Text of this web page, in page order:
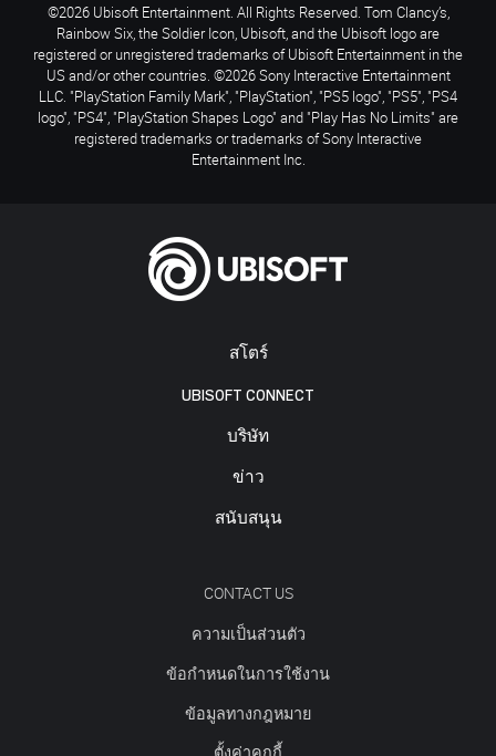
สโตร์
UBISOFT CONNECT
บริษัท
ข่าว
สนับสนุน
CONTACT US
ความเป็นส่วนตัว
ข้อกำหนดในการใช้งาน
ข้อมูลทางกฎหมาย
©2026 Ubisoft Entertainment. All Rights Reserved. Tom Clancy’s,
Rainbow Six, the Soldier Icon, Ubisoft, and the Ubisoft logo are
registered or unregistered trademarks of Ubisoft Entertainment in the
US and/or other countries. ©2026 Sony Interactive Entertainment
LLC. "PlayStation Family Mark", "PlayStation", "PS5 logo", "PS5", "PS4
logo", "PS4", "PlayStation Shapes Logo" and "Play Has No Limits" are
registered trademarks or trademarks of Sony Interactive
Entertainment Inc.